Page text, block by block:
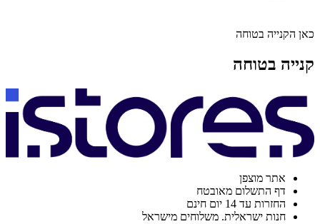
כאן הקנייה בטוחה
קנייה בטוחה
אתר מוצפן
דף התשלום מאובטח
החזרות עד 14 יום חינם
חנות ישראלית. משלוחים מישראל